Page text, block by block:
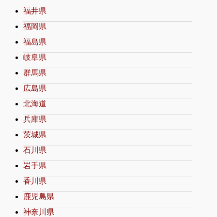
福井県
福岡県
福島県
岐阜県
群馬県
広島県
北海道
兵庫県
茨城県
石川県
岩手県
香川県
鹿児島県
神奈川県